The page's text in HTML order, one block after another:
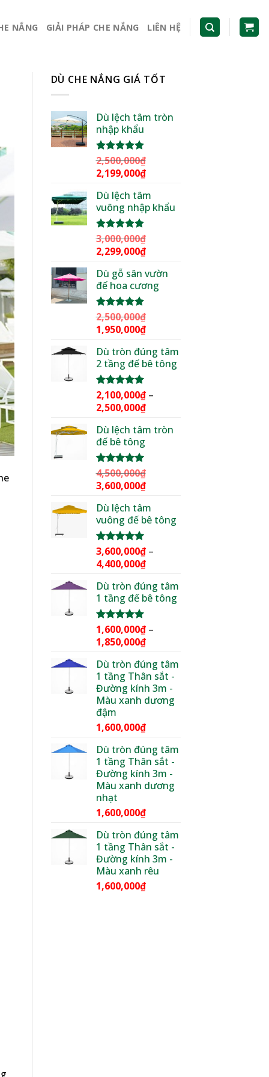
NẮNG GIẢI PHÁP CHE NẮNG LIÊN HỆ
DÙ CHE NẮNG GIÁ TỐT
Dù lệch tâm tròn
nhập khẩu
Được xếp
hạng5.00
5 sao
2,500,000₫
Giá
là:
2,500,000₫.
2,199,000₫Giá
tại
là:
Dù lệch tâm
vuông nhập khẩu
Được xếp
hạng5.00
5 sao
3,000,000₫
Giá
là:
3,000,000₫.
2,299,000₫Giá
tại
là:
Dù gỗ sân vườn
đế hoa cương
Được xếp
hạng5.00
5 sao
2,500,000₫
Giá
là:
2,500,000₫.
1,950,000₫Giá
tại
là:
Dù tròn đúng tâm
2 tầng đế bê tông
Được xếp
hạng5.00
5 sao
2,100,000₫ –
2,500,000₫Khoảng
từ
2,500,000₫
Dù lệch tâm tròn
đế bê tông
Được xếp
hạng5.00
5 sao
4,500,000₫
Giá
là:
4,500,000₫.
3,600,000₫Giá
tại
là:
Dù lệch tâm
vuông đế bê tông
Được xếp
hạng5.00
5 sao
3,600,000₫ –
4,400,000₫Khoảng
từ
3,600,000₫
4,400,000₫
Dù tròn đúng tâm
1 tầng đế bê tông
Được xếp
hạng5.00
5 sao
1,600,000₫ –
1,850,000₫Khoảng
từ
1,600,000₫
đến
1,850,000₫
Dù tròn đúng tâm
1 tầng Thân sắt -
Đường kính 3m -
Màu xanh dương
đậm
1,600,000₫
Dù tròn đúng tâm
1 tầng Thân sắt -
Đường kính 3m -
Màu xanh dương
nhạt
1,600,000₫
Dù tròn đúng tâm
1 tầng Thân sắt -
Đường kính 3m -
Màu xanh rêu
1,600,000₫